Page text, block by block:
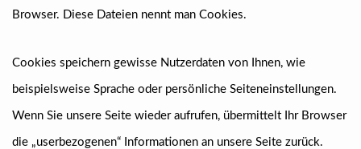
Browser. Diese Dateien nennt man Cookies.
Cookies speichern gewisse Nutzerdaten von Ihnen, wie
beispielsweise Sprache oder persönliche Seiteneinstellungen.
Wenn Sie unsere Seite wieder aufrufen, übermittelt Ihr Browser
die „userbezogenen“ Informationen an unsere Seite zurück.